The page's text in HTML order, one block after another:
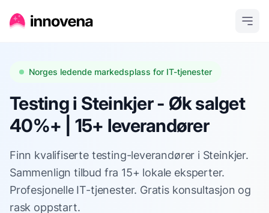
Norges ledende markedsplass for IT-tjenester
Testing i Steinkjer - Øk salget
40%+ | 15+ leverandører
Finn kvalifiserte testing-leverandører i Steinkjer.
Sammenlign tilbud fra 15+ lokale eksperter.
Profesjonelle IT-tjenester. Gratis konsultasjon og
rask oppstart.